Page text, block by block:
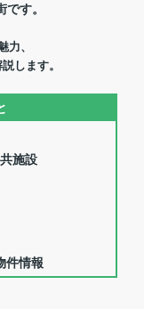
す。
力、
します。
施設
件情報